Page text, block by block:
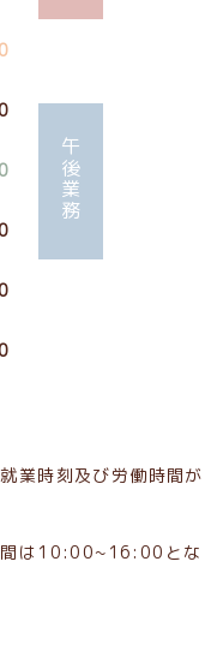
午後業務
業時刻及び労働時間が
間は10:00~16:00とな